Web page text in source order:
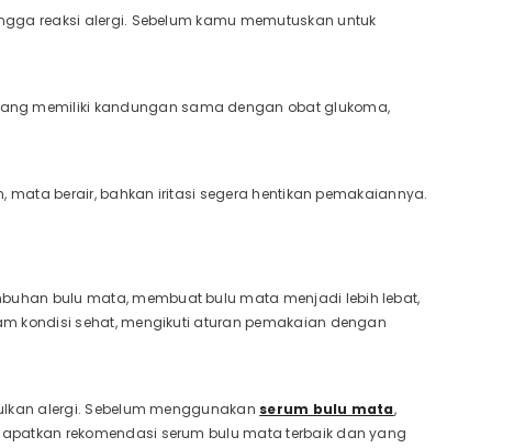
reaksi alergi. Sebelum kamu memutuskan untuk
memiliki kandungan sama dengan obat glukoma,
berair, bahkan iritasi segera hentikan pemakaiannya.
bulu mata, membuat bulu mata menjadi lebih lebat,
kondisi sehat, mengikuti aturan pemakaian dengan
alergi. Sebelum menggunakan serum bulu mata,
rekomendasi serum bulu mata terbaik dan yang